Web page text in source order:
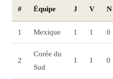
# Équipe J V N
1 Mexique 1 1 0
2
Corée du
Sud
1 1 0